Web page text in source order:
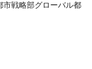
市戦略部グローバル都